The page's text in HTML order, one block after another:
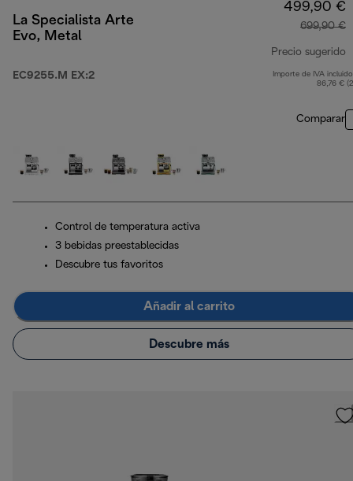
La Specialista Arte
Evo, Metal
EC9255.M EX:2
499,90 €
699,90 €
Precio sugerido
Importe de IVA
86,76 €
Comparar
Control de temperatura activa
3 bebidas preestablecidas
Descubre tus favoritos
Añadir al carrito
Descubre más